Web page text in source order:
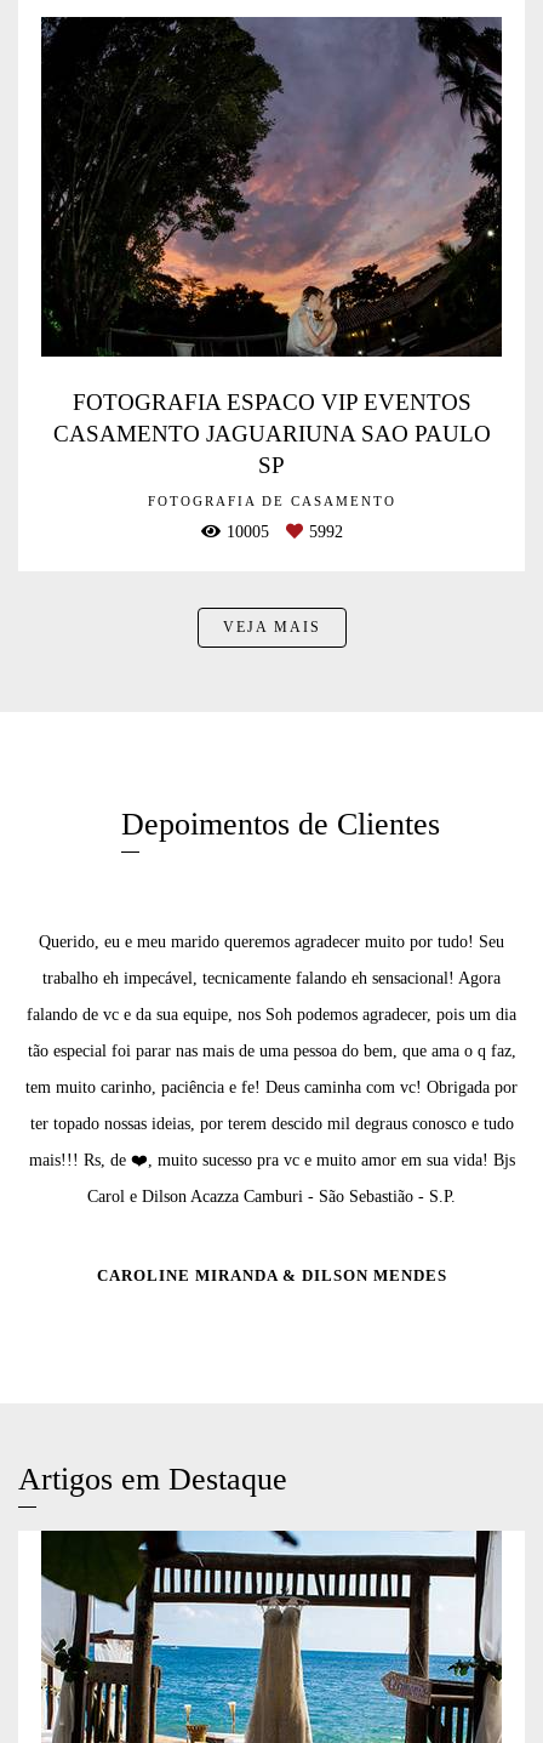
FOTOGRAFIA ESPACO VIP EVENTOS
CASAMENTO JAGUARIUNA SAO PAULO
SP
FOTOGRAFIA DE CASAMENTO
10005 5992
VEJA MAIS
Depoimentos de Clientes
Querido, eu e meu marido queremos agradecer muito por tudo! Seu
trabalho eh impecável, tecnicamente falando eh sensacional! Agora
falando de vc e da sua equipe, nos Soh podemos agradecer, pois um dia
tão especial foi parar nas mais de uma pessoa do bem, que ama o q faz,
tem muito carinho, paciência e fe! Deus caminha com vc! Obrigada por
ter topado nossas ideias, por terem descido mil degraus conosco e tudo
mais!!! Rs, de ❤️, muito sucesso pra vc e muito amor em sua vida! Bjs
Carol e Dilson Acazza Camburi - São Sebastião - S.P.
CAROLINE MIRANDA & DILSON MENDES
Artigos em Destaque